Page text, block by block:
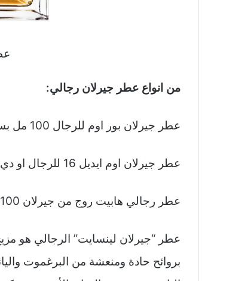
من انواع عطر جيرلان رجالي:
عطر جيرلان بور اوم للرجال 100 مل بسعر 460 SR.
عطر جيرلان اوم ايديل 16 للرجال او دي بارفان 100 مل بسعر 644 SR.
عطر رجالي هابيت روج من جيرلان 100مل او دي برفان بسعر 569.25 SR
عطر “جيرلان لينسايت” الرجالي هو
بروائح حادة ومنعشة من البرغموت